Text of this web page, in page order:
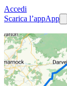
Accedi
Scarica l’appApp